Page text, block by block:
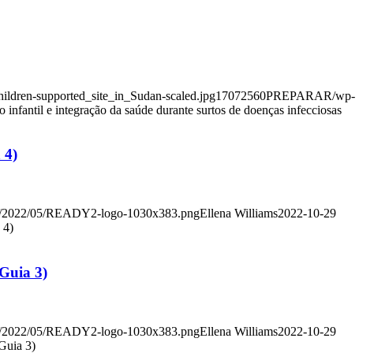
supported_site_in_Sudan-scaled.jpg17072560PREPARAR/wp-
infantil e integração da saúde durante surtos de doenças infecciosas
4)
2022/05/READY2-logo-1030x383.pngEllena Williams2022-10-29
4)
3)
2022/05/READY2-logo-1030x383.pngEllena Williams2022-10-29
3)